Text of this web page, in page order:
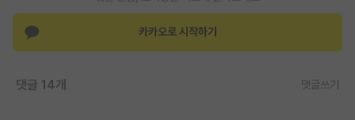
카카오로 시작하기
댓글 14개 댓글쓰기